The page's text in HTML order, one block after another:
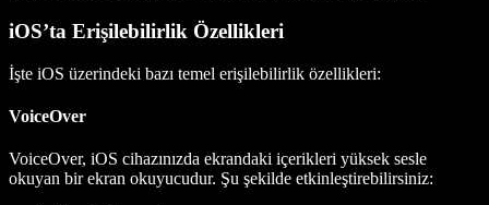
iOS’ta Erişilebilirlik Özellikleri
İşte iOS üzerindeki bazı temel erişilebilirlik özellikleri:
VoiceOver
VoiceOver, iOS cihazınızda ekrandaki içerikleri yüksek sesle
okuyan bir ekran okuyucudur. Şu şekilde etkinleştirebilirsiniz: